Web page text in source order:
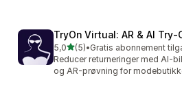
TryOn Virtual: AR & AI
5,0ud af 5 stjerner
(5)
5 anmeldelser i alt
•
Reducer returneringer med AI-
og AR-prøvning for